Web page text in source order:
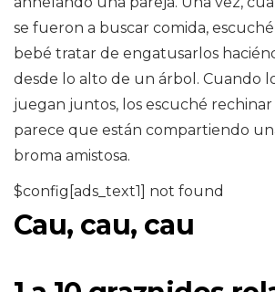
se fueron a buscar comida,
bebé tratar de engatusarlos
desde lo alto de un árbol. Cuando
juegan juntos, los escuché
parece que están compartiendo
broma amistosa.
$config[ads_text1] not found
Cau, cau, cau